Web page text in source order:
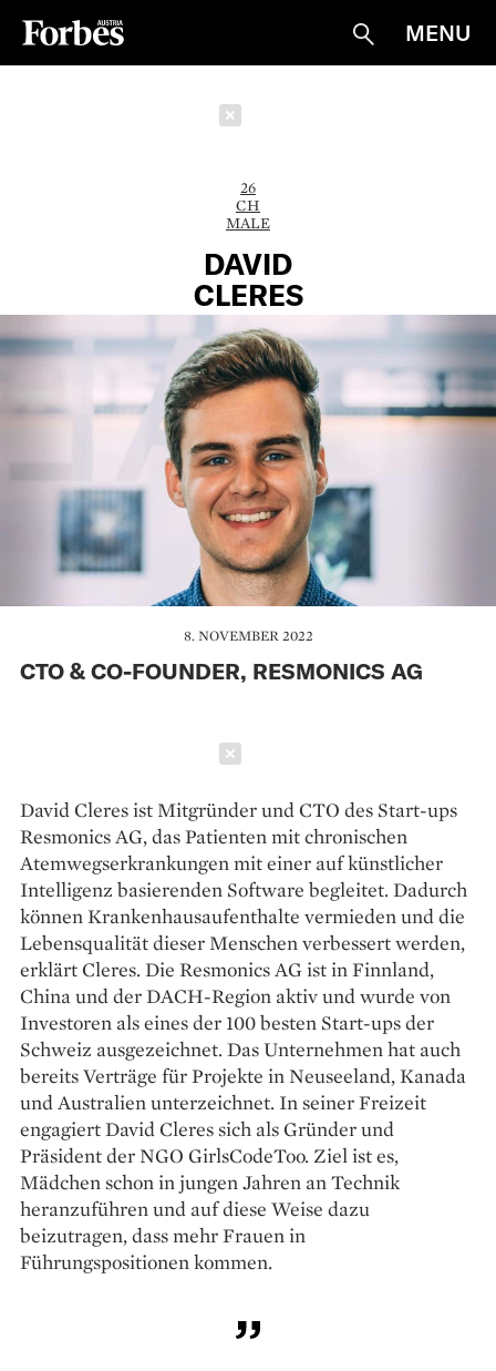
Suche
MENU
26
CH
MALE
DAVID
CLERES
8. NOVEMBER 2022
CTO & CO-FOUNDER, RESMONICS AG
David Cleres ist Mitgründer und CTO des Start-ups
Resmonics AG, das Patienten mit chronischen
Atemwegserkrankungen mit einer auf künstlicher
Intelligenz basierenden Software begleitet. Dadurch
können Krankenhausaufenthalte vermieden und die
Lebensqualität dieser Menschen verbessert werden,
erklärt Cleres. Die Resmonics AG ist in Finnland,
China und der DACH-Region aktiv und wurde von
Investoren als eines der 100 besten Start-ups der
Schweiz ausgezeichnet. Das Unternehmen hat auch
bereits Verträge für Projekte in Neuseeland, Kanada
und Australien unterzeichnet. In seiner Freizeit
engagiert David Cleres sich als Gründer und
Präsident der NGO GirlsCodeToo. Ziel ist es,
Mädchen schon in jungen Jahren an Technik
heranzuführen und auf diese Weise dazu
beizutragen, dass mehr Frauen in
Führungspositionen kommen.